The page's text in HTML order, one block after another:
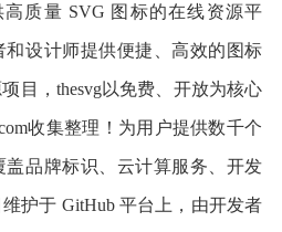
高质量 SVG 图标的在线资源平
设计师提供便捷、高效的图标
目，thesvg以免费、开放为核心
收集整理！为用户提供数千个
品牌标识、云计算服务、开发
护于 GitHub 平台上，由开发者